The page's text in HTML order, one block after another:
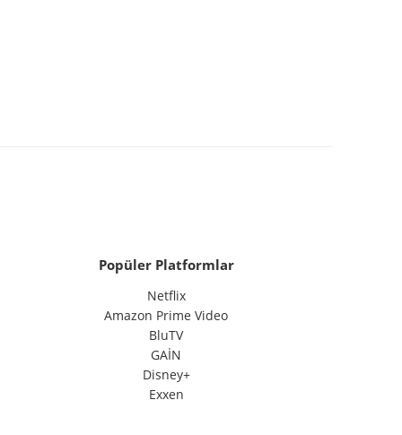
Popüler Platformlar
Netflix
Amazon Prime Video
BluTV
GAİN
Disney+
Exxen